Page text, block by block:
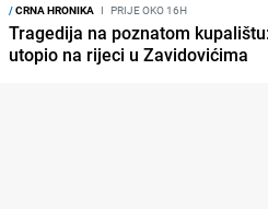
/CRNA HRONIKA I PRIJE OKO 16H
Tragedija na poznatom
utopio na rijeci u Zavidovićima